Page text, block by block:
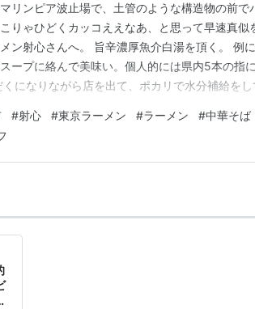
リンピア波止場で、土管のような構造物の前で
りゃひどくカッコええなあ、と思って早速真似
ン射心さんへ。 旨辛濃厚魚介白湯を頂く。 例
ープに絡んで美味い。個人的には県内5本の指
になりながら店を出て、ポカリで水分補給をし
わけでもないので見通しは良いものの通過する
大な船内にトラックやトレーラー…
#射心 #東京ラーメン #ラーメン #中華そば